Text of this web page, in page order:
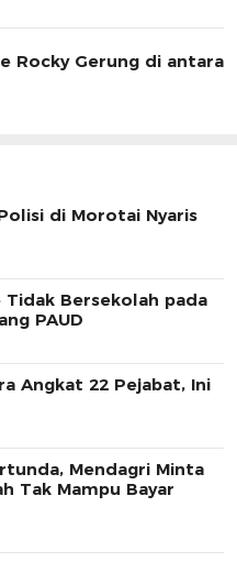
Rocky Gerung di antara
di Morotai Nyaris
Tidak Bersekolah pada
PAUD
Angkat 22 Pejabat, Ini
Mendagri Minta
Tak Mampu Bayar